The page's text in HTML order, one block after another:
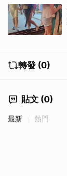
轉發 (0)
貼文 (0)
最新 熱門